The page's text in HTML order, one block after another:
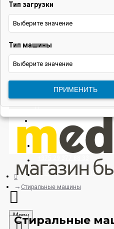
КОРЗИНА
Вход
Регистрация
+375 33 673 17 31 (МТС)
Menu
Стиральные машины
Стиральные
Тип загрузки
Выберите значение
Тип машины
Выберите значение
ПРИМЕНИТЬ